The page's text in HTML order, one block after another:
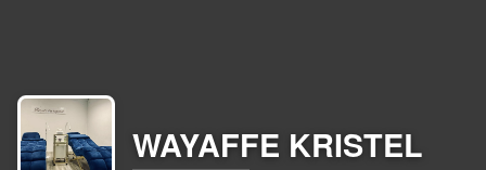
WAYAFFE KRISTEL